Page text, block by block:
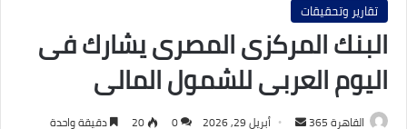
تقارير وتحقيقات
البنك المركزى المصرى يشارك فى
اليوم العربى للشمول المالى
القاهرة 365
أرسل أبريل 29, 2026 0
20 دقيقة واحدة